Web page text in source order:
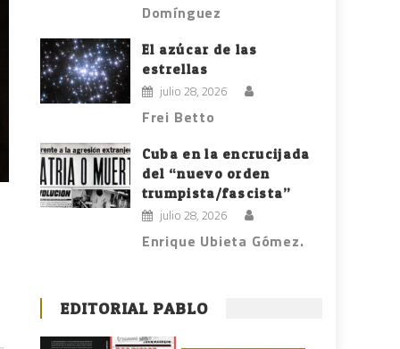
Domínguez
El azúcar de las
estrellas
julio 28, 2026
Frei Betto
Cuba en la encrucijada
del “nuevo orden
trumpista/fascista”
julio 28, 2026
Enrique Ubieta Gómez.
EDITORIAL PABLO